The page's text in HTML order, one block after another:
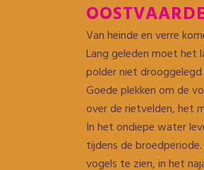
Van heinde en verre
Lang geleden moet het
polder niet
Goede plekken om de
over de rietvelden, het
In het ondiepe water
tijdens de
vogels te zien, in het